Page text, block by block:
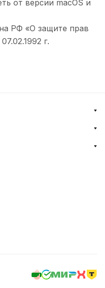
от версии macOS и
РФ «О защите прав
г.